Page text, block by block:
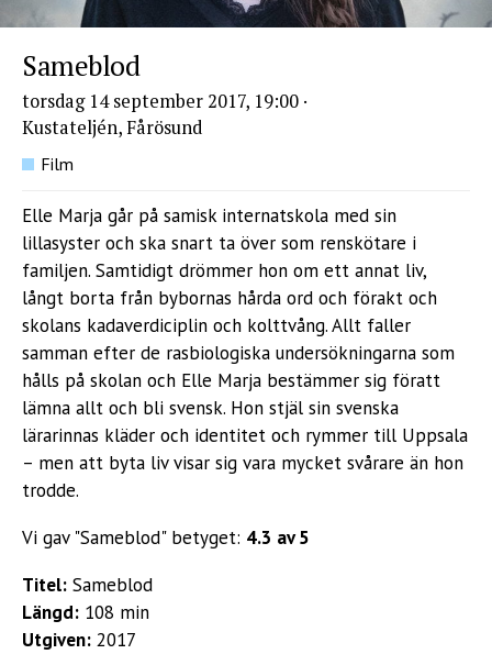
Sameblod
torsdag 14 september 2017, 19:00 ·
Kustateljén, Fårösund
Film
Elle Marja går på samisk internatskola med sin
lillasyster och ska snart ta över som renskötare i
familjen. Samtidigt drömmer hon om ett annat liv,
långt borta från bybornas hårda ord och förakt och
skolans kadaverdiciplin och kolttvång. Allt faller
samman efter de rasbiologiska undersökningarna som
hålls på skolan och Elle Marja bestämmer sig föratt
lämna allt och bli svensk. Hon stjäl sin svenska
lärarinnas kläder och identitet och rymmer till Uppsala
– men att byta liv visar sig vara mycket svårare än hon
trodde.
Vi gav "Sameblod" betyget: 4.3 av 5
Titel: Sameblod
Längd: 108 min
Utgiven: 2017